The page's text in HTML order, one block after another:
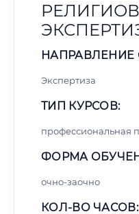
НАПРАВЛЕНИЕ
Экспертиза
ТИП КУРСОВ:
профессиональная
ФОРМА
очно-заочно
КОЛ-ВО ЧАСОВ: